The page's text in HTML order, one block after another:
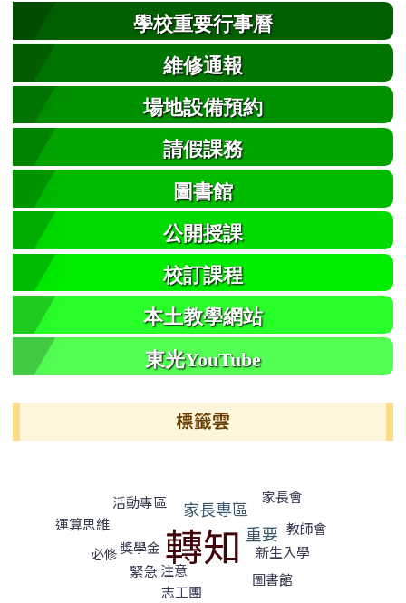
學校重要行事曆
維修通報
場地設備預約
請假課務
圖書館
公開授課
校訂課程
本土教學網站
東光YouTube
標籤雲
活動專區
運算思維
家長專區
家長會
轉知
獎學金
重要 教師會
必修
注意
新生入學
緊急
志工團
圖書館